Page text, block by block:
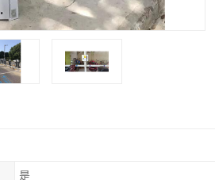
是